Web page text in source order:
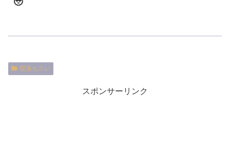
寝落ちスレ
スポンサーリンク